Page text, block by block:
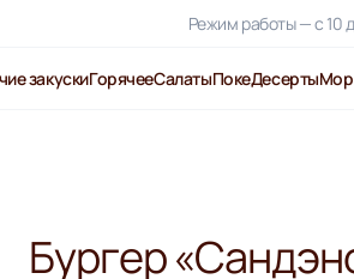
Режим работы — с 10
закускиГорячееСалатыПокеДесерты
Бургер